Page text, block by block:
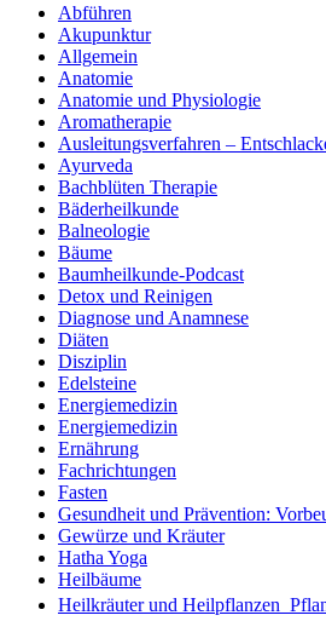
Abführen
Akupunktur
Allgemein
Anatomie
Anatomie und Physiologie
Aromatherapie
Ausleitungsverfahren –
Ayurveda
Bachblüten Therapie
Bäderheilkunde
Balneologie
Bäume
Baumheilkunde-Podcast
Detox und Reinigen
Diagnose und Anamnese
Diäten
Disziplin
Edelsteine
Energiemedizin
Energiemedizin
Ernährung
Fachrichtungen
Fasten
Gesundheit und Prävention:
Gewürze und Kräuter
Hatha Yoga
Heilbäume
Heilkräuter und Heilpflanzen 